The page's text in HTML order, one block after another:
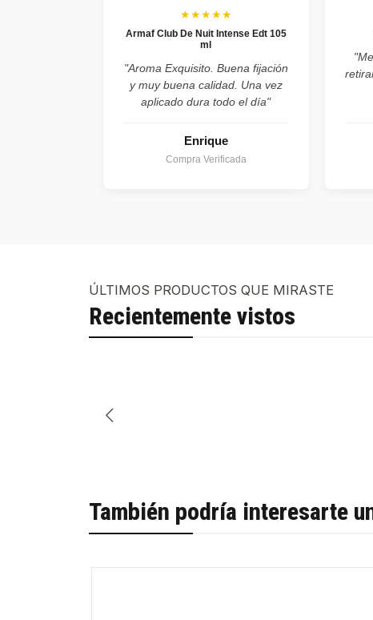
★★★★★
Armaf Club De Nuit Intense Edt 105
ml
"Aroma Exquisito. Buena fijación
y muy buena calidad. Una vez
aplicado dura todo el día"
Enrique
Compra Verificada
ÚLTIMOS PRODUCTOS QUE MIRASTE
Recientemente vistos
También podría interesarte